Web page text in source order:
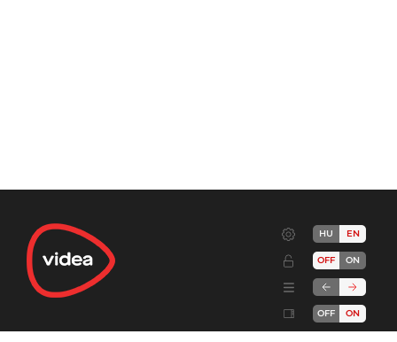
HU EN
OFF ON
OFF ON